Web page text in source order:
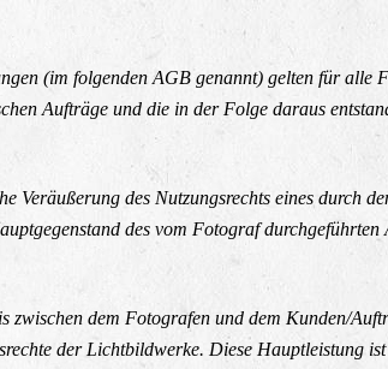
(im folgenden AGB genannt) gelten für
Aufträge und die in der Folge daraus
Veräußerung des Nutzungsrechts eines
des vom Fotograf
zwischen dem Fotografen und dem Kunden/
der Lichtbildwerke. Diese Hauptleistung